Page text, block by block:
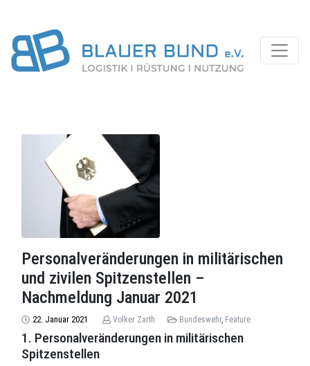
Personalveränderungen in militärischen
und zivilen Spitzenstellen –
Nachmeldung Januar 2021
22. Januar 2021 Volker Zarth Bundeswehr, Feature
1. Personalveränderungen in militärischen
Spitzenstellen